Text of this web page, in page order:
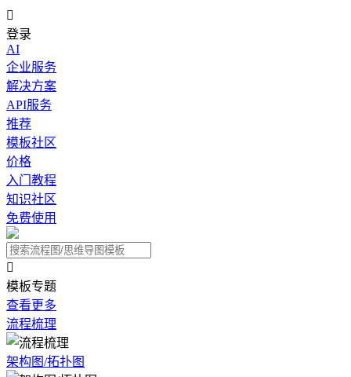

登录
AI
企业服务
解决方案
API服务
推荐
模板社区
价格
入门教程
知识社区
免费使用

模板专题
查看更多
流程梳理
架构图/拓扑图